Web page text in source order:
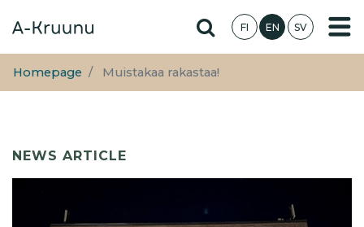
main
content
Hae sivustolta
FI EN SV
Homepage Muistakaa rakastaa!
NEWS ARTICLE